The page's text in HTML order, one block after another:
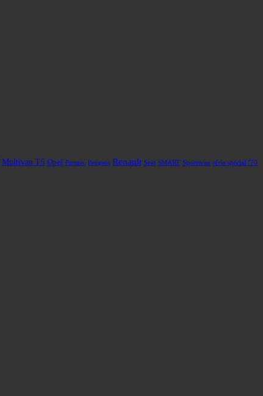
Multivan T6 Opel Partner Peugeot Renault Seat SMART Sportsvan série spécial "70